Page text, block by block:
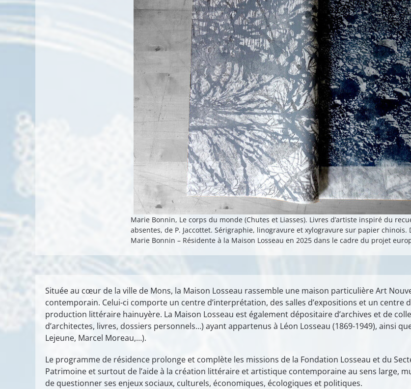
Marie Bonnin, Le corps du monde (Chutes et Liasses). Livres d’artiste inspiré du
absentes, de P. Jaccottet. Sérigraphie, linogravure et xylogravure sur papier
Marie Bonnin – Résidente à la Maison Losseau en 2025 dans le cadre du projet
Située au cœur de la ville de Mons, la Maison Losseau rassemble une maison particulière Art
contemporain. Celui-ci comporte un centre d’interprétation, des salles d’expositions et un
production littéraire hainuyère. La Maison Losseau est également dépositaire d’archives et de
d’architectes, livres, dossiers personnels…) ayant appartenus à Léon Losseau (1869-1949), ainsi
Lejeune, Marcel Moreau,…).
Le programme de résidence prolonge et complète les missions de la Fondation Losseau et du
Patrimoine et surtout de l’aide à la création littéraire et artistique contemporaine au sens large,
de questionner ses enjeux sociaux, culturels, économiques, écologiques et politiques.